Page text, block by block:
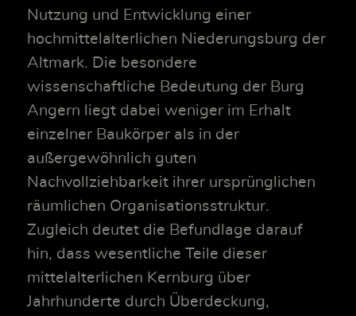
Nutzung und Entwicklung einer
hochmittelalterlichen Niederungsburg der
Altmark. Die besondere
wissenschaftliche Bedeutung der Burg
Angern liegt dabei weniger im Erhalt
einzelner Baukörper als in der
außergewöhnlich guten
Nachvollziehbarkeit ihrer ursprünglichen
räumlichen Organisationsstruktur.
Zugleich deutet die Befundlage darauf
hin, dass wesentliche Teile dieser
mittelalterlichen Kernburg über
Jahrhunderte durch Überdeckung,